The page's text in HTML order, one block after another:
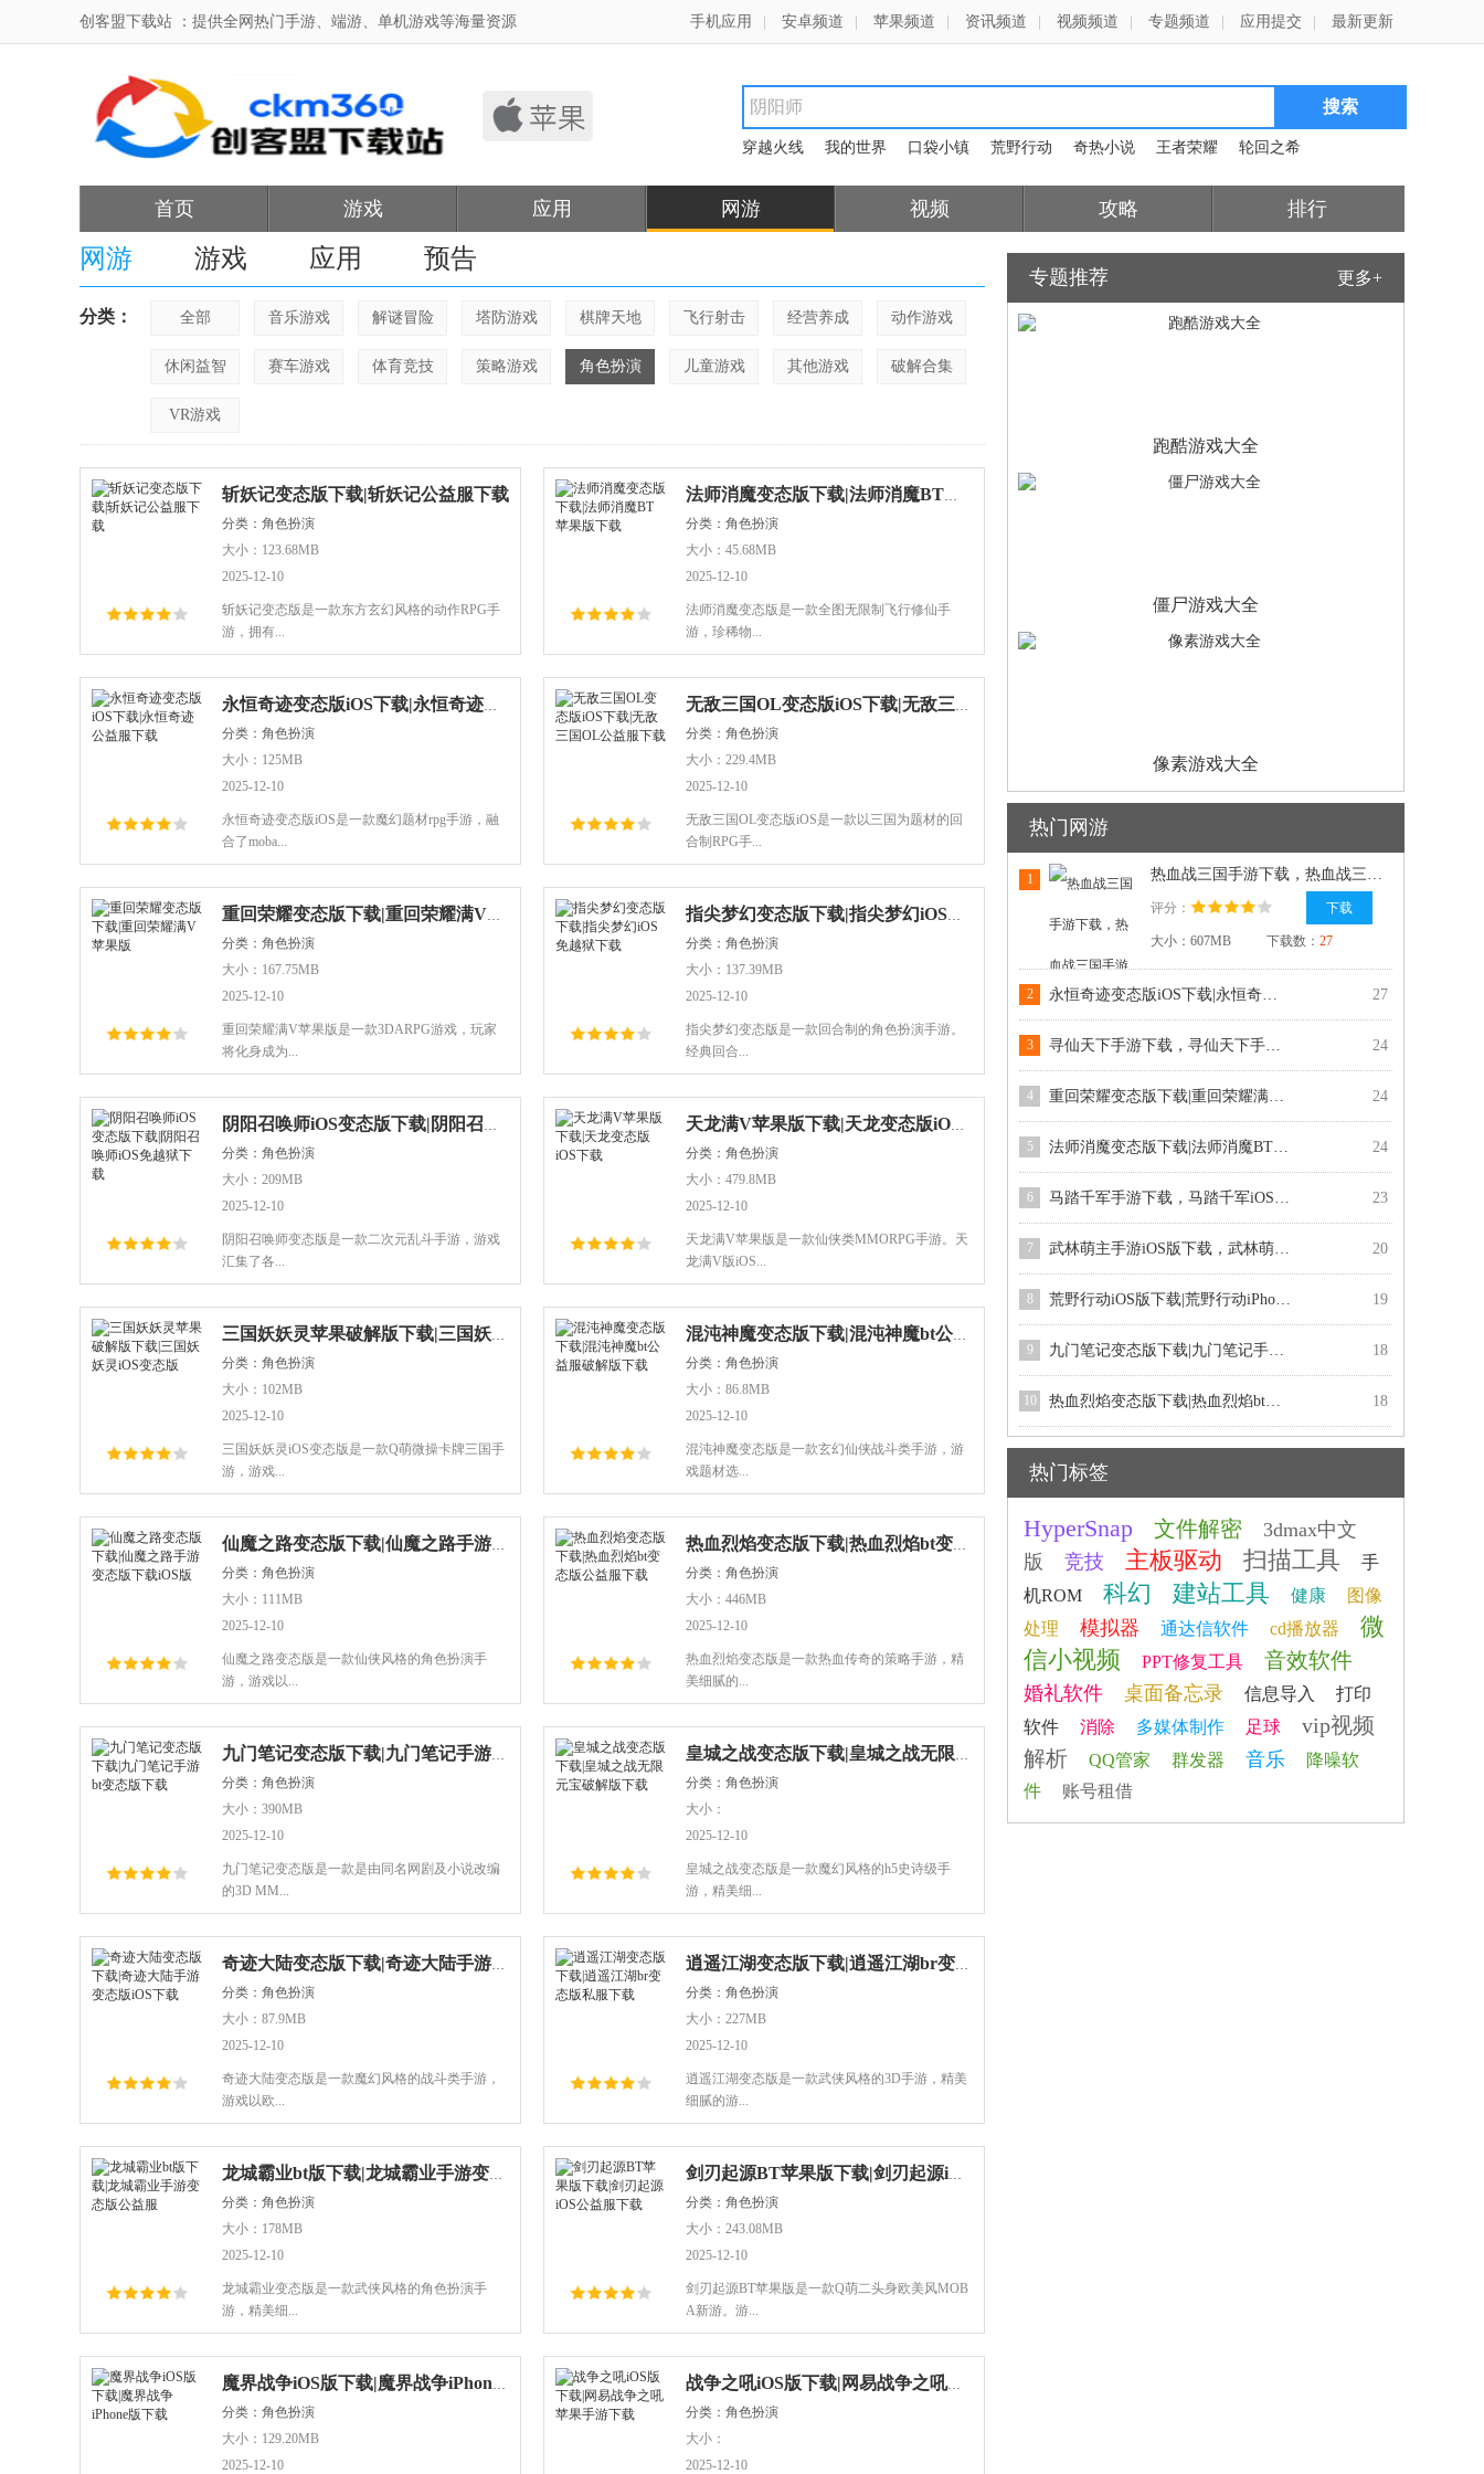
创客盟下载站 ：提供全网热门手游、端游、单机游戏等海量资源 手机应用 安卓频道 苹果频道 资讯频道 视频频道 专题频道 应用提交 最新更新
穿越火线 我的世界 口袋小镇 荒野行动 奇热小说 王者荣耀 轮回之希
首页 游戏 应用 网游 视频 攻略 排行
网游 游戏 应用 预告
分类： 全部 音乐游戏 解谜冒险 塔防游戏 棋牌天地 飞行射击 经营养成 动作游戏
休闲益智 赛车游戏 体育竞技 策略游戏 角色扮演 儿童游戏 其他游戏 破解合集
VR游戏
斩妖记变态版下载|斩妖记公益服下载
分类：角色扮演
大小：123.68MB
2025-12-10
斩妖记变态版是一款东方玄幻风格的动作RPG手
游，拥有...
法师消魔变态版下载|法师消魔BT苹果版下载
分类：角色扮演
大小：45.68MB
2025-12-10
法师消魔变态版是一款全图无限制飞行修仙手
游，珍稀物...
永恒奇迹变态版iOS下载|永恒奇迹公益服下载
分类：角色扮演
大小：125MB
2025-12-10
永恒奇迹变态版iOS是一款魔幻题材rpg手游，融
合了moba...
无敌三国OL变态版iOS下载|无敌三国OL公益服下载
分类：角色扮演
大小：229.4MB
2025-12-10
无敌三国OL变态版iOS是一款以三国为题材的回
合制RPG手...
重回荣耀变态版下载|重回荣耀满V苹果版
分类：角色扮演
大小：167.75MB
2025-12-10
重回荣耀满V苹果版是一款3DARPG游戏，玩家
将化身成为...
指尖梦幻变态版下载|指尖梦幻iOS免越狱下载
分类：角色扮演
大小：137.39MB
2025-12-10
指尖梦幻变态版是一款回合制的角色扮演手游。
经典回合...
阴阳召唤师iOS变态版下载|阴阳召唤师iOS免越狱下载
分类：角色扮演
大小：209MB
2025-12-10
阴阳召唤师变态版是一款二次元乱斗手游，游戏
汇集了各...
天龙满V苹果版下载|天龙变态版iOS下载
分类：角色扮演
大小：479.8MB
2025-12-10
天龙满V苹果版是一款仙侠类MMORPG手游。天
龙满V版iOS...
三国妖妖灵苹果破解版下载|三国妖妖灵iOS变态版
分类：角色扮演
大小：102MB
2025-12-10
三国妖妖灵iOS变态版是一款Q萌微操卡牌三国手
游，游戏...
混沌神魔变态版下载|混沌神魔bt公益服破解版下载
分类：角色扮演
大小：86.8MB
2025-12-10
混沌神魔变态版是一款玄幻仙侠战斗类手游，游
戏题材选...
仙魔之路变态版下载|仙魔之路手游变态版下载iOS版
分类：角色扮演
大小：111MB
2025-12-10
仙魔之路变态版是一款仙侠风格的角色扮演手
游，游戏以...
热血烈焰变态版下载|热血烈焰bt变态版公益服下载
分类：角色扮演
大小：446MB
2025-12-10
热血烈焰变态版是一款热血传奇的策略手游，精
美细腻的...
九门笔记变态版下载|九门笔记手游bt变态版下载
分类：角色扮演
大小：390MB
2025-12-10
九门笔记变态版是一款是由同名网剧及小说改编
的3D MM...
皇城之战变态版下载|皇城之战无限元宝破解版下载
分类：角色扮演
大小：
2025-12-10
皇城之战变态版是一款魔幻风格的h5史诗级手
游，精美细...
奇迹大陆变态版下载|奇迹大陆手游变态版iOS下载
分类：角色扮演
大小：87.9MB
2025-12-10
奇迹大陆变态版是一款魔幻风格的战斗类手游，
游戏以欧...
逍遥江湖变态版下载|逍遥江湖br变态版私服下载
分类：角色扮演
大小：227MB
2025-12-10
逍遥江湖变态版是一款武侠风格的3D手游，精美
细腻的游...
龙城霸业bt版下载|龙城霸业手游变态版公益服
分类：角色扮演
大小：178MB
2025-12-10
龙城霸业变态版是一款武侠风格的角色扮演手
游，精美细...
剑刃起源BT苹果版下载|剑刃起源iOS公益服下载
分类：角色扮演
大小：243.08MB
2025-12-10
剑刃起源BT苹果版是一款Q萌二头身欧美风MOB
A新游。游...
魔界战争iOS版下载|魔界战争iPhone版下载
分类：角色扮演
大小：129.20MB
2025-12-10
战争之吼iOS版下载|网易战争之吼苹果手游下载
分类：角色扮演
大小：
2025-12-10
专题推荐 更多+
跑酷游戏大全
僵尸游戏大全
像素游戏大全
热门网游
1 热血战三国手游下载，热血战三国手游iOS版下载
评分： 下载
大小：607MB 下载数： 27
2 27
永恒奇迹变态版iOS下载|永恒奇迹公益服下载
3 24
寻仙天下手游下载，寻仙天下手游iOS版下载
4 24
重回荣耀变态版下载|重回荣耀满V苹果版
5 24
法师消魔变态版下载|法师消魔BT苹果版下载
6 23
马踏千军手游下载，马踏千军iOS版下载快用外链下载
7 20
武林萌主手游iOS版下载，武林萌主苹果版下载
8 19
荒野行动iOS版下载|荒野行动iPhone版下载
9 18
九门笔记变态版下载|九门笔记手游bt变态版下载
10 18
热血烈焰变态版下载|热血烈焰bt变态版公益服下载
热门标签
HyperSnap 文件解密
3dmax中文
版
竞技 主板驱动 扫描工具
手
机ROM
科幻 建站工具 健康
图像
处理
模拟器 通达信软件 cd播放器
微
信小视频
PPT修复工具 音效软件
婚礼软件 桌面备忘录 信息导入
打印
软件
消除 多媒体制作 足球
vip视频
解析
QQ管家 群发器 音乐
降噪软
件
账号租借